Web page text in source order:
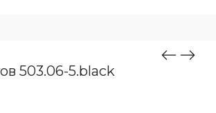
503.06-5.black